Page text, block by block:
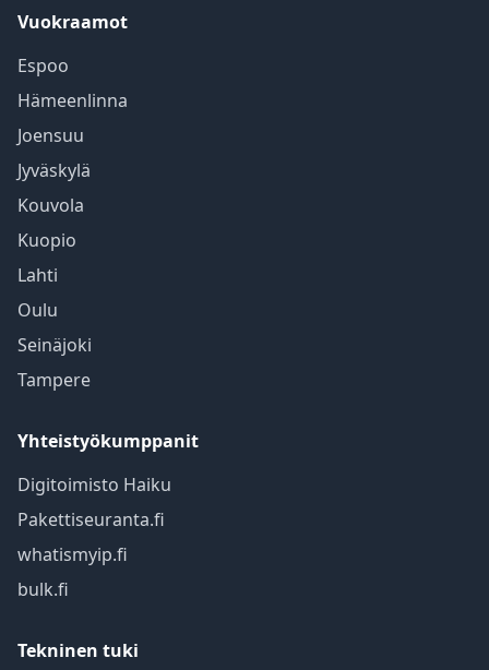
Vuokraamot
Espoo
Hämeenlinna
Joensuu
Jyväskylä
Kouvola
Kuopio
Lahti
Oulu
Seinäjoki
Tampere
Yhteistyökumppanit
Digitoimisto Haiku
Pakettiseuranta.fi
whatismyip.fi
bulk.fi
Tekninen tuki